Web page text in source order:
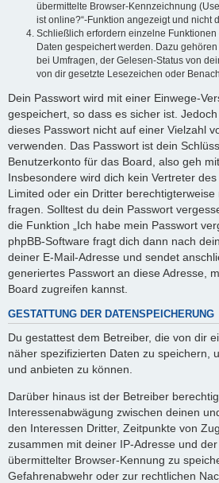
übermittelte Browser-Kennzeichnung
ist online?“-Funktion angezeigt und nicht
Schließlich erfordern einzelne
Daten gespeichert werden. Dazu
bei Umfragen, der Gelesen-Status von
von dir gesetzte Lesezeichen oder
Dein Passwort wird mit einer Einwege-
gespeichert, so dass es sicher ist.
dieses Passwort nicht auf einer Vielzahl
verwenden. Das Passwort ist dein
Benutzerkonto für das Board, also geh
Insbesondere wird dich kein Vertreter
Limited oder ein Dritter
fragen. Solltest du dein Passwort
die Funktion „Ich habe mein Passwort
phpBB-Software fragt dich dann nach
deiner E-Mail-Adresse und sendet
generiertes Passwort an diese Adresse,
Board zugreifen kannst.
GESTATTUNG DER DATENSPEICHERUNG
Du gestattest dem Betreiber, die von dir
näher spezifizierten Daten zu speichern,
und anbieten zu können.
Darüber hinaus ist der Betreiber
Interessenabwägung zwischen deinen
den Interessen Dritter, Zeitpunkte von
zusammen mit deiner IP-Adresse und
übermittelter Browser-Kennung zu
Gefahrenabwehr oder zur rechtlichen